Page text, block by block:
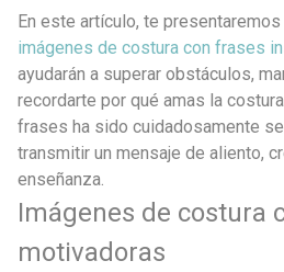
En este artículo, te
imágenes de costura con frases
ayudarán a superar obstáculos,
recordarte por qué amas la
frases ha sido cuidadosamente
transmitir un mensaje de aliento,
enseñanza.
Imágenes de costura
motivadoras